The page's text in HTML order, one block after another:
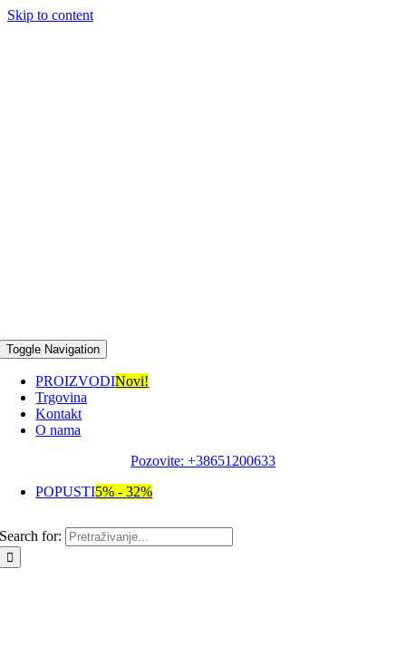
Skip to content
Toggle Navigation
PROIZVODINovi!
Trgovina
Kontakt
O nama
Pozovite: +38651200633
POPUSTI5% - 32%
Search for: